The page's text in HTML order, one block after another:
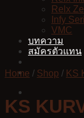
Relx
Infy
VMC
บทความ
สมัครตัวแทน
Home / Shop / KS
KS